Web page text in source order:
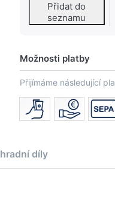
Přidat do
seznamu
Možnosti platby
Přijímáme následující
díly